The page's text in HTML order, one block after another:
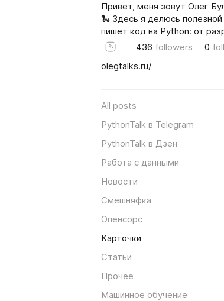
Привет, меня зовут Олег
🐍 Здесь я делюсь
пишет код на Python: от
436 followers 0
olegtalks.ru/
All posts
PythonTalk в Telegram
PythonTalk в Дзен
Работа с данными
Новости
Смешняфка
Опенсорс
Карточки
Статьи
Прочее
Машинное обучение